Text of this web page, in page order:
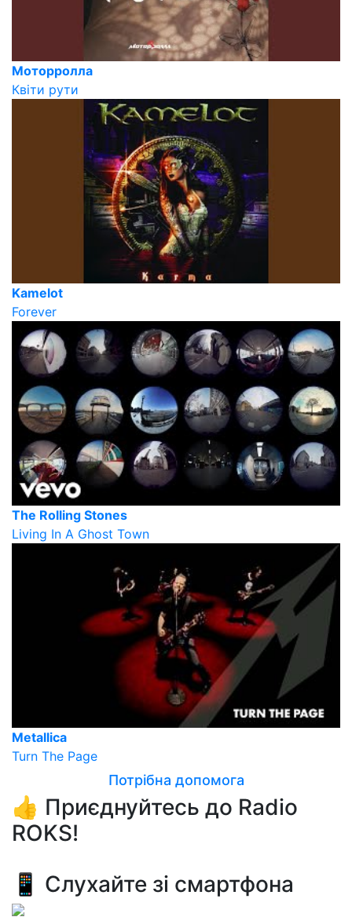
Моторролла
Квіти рути
Kamelot
Forever
The Rolling Stones
Living In A Ghost Town
Metallica
Turn The Page
Потрібна допомога
👍 Приєднуйтесь до Radio
ROKS!
📱 Слухайте зі смартфона